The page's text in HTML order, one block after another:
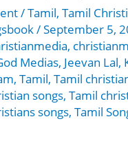
/Tamil,Tamil
/September 5,
,
Medias, Jeevan Lal,
,Tamil,Tamil
songs,Tamil
songs,Tamil